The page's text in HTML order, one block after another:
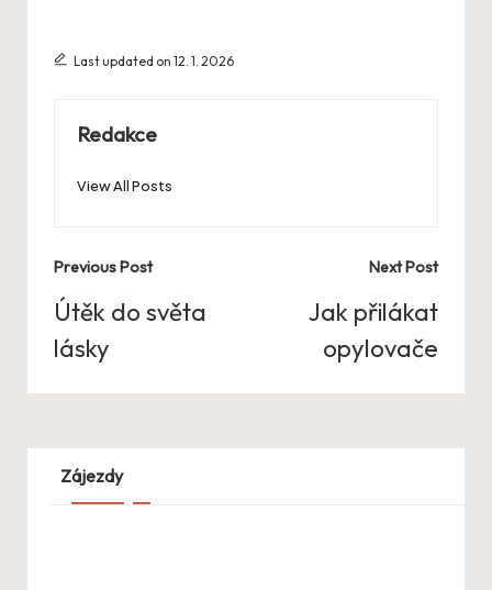
Last updated on 12. 1. 2026
Redakce
View All Posts
Post
navigation
Previous Post
Útěk do světa
lásky
Next Post
Jak přilákat
opylovače
Zájezdy